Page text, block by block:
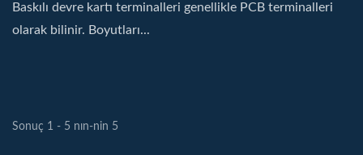
Baskılı devre kartı terminalleri genellikle PCB terminalleri
olarak bilinir. Boyutları...
Sonuç 1 - 5 nın-nin 5